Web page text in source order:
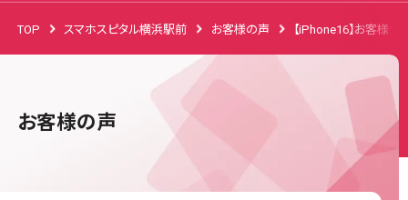
TOP スマホスピタル横浜駅前 お客様の声 【iPhone16】お客様か
お客様の声